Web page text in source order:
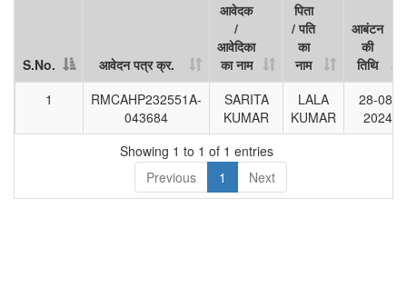
S.No. आवेदन पत्र क्र.
आवेदक
/
आवेदिका
का नाम
पिता
/ पति
का
नाम
आबंटन
की
तिथि
S.No.
आवेदन पत्र क्र.
आवेदक
आवेदिका
का नाम
पिता
/ पति
का
आबंटन
की
तिथि
1
RMCAHP232551A-
043684
SARITA
KUMAR
LALA
KUMAR
28-08-
2024
Showing 1 to 1 of 1 entries
Previous
1 Next